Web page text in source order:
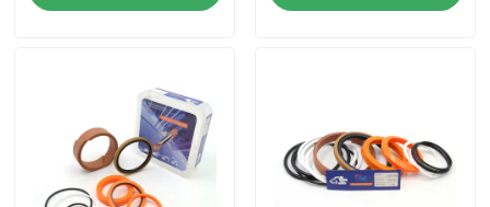
Gevallen
De hydraulische uitrusting van de brekerverbinding